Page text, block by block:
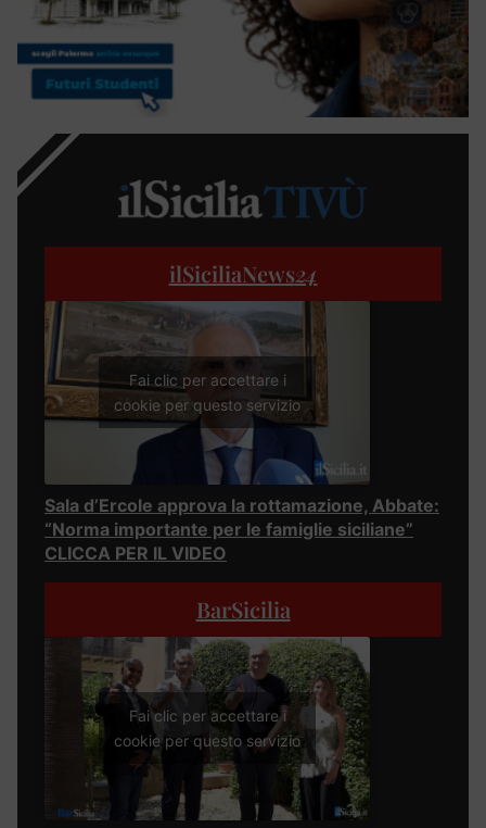
ilSiciliaNews24
Fai clic per accettare i
cookie per questo servizio
Sala d’Ercole approva la rottamazione, Abbate:
“Norma importante per le famiglie siciliane”
CLICCA PER IL VIDEO
BarSicilia
Fai clic per accettare i
cookie per questo servizio